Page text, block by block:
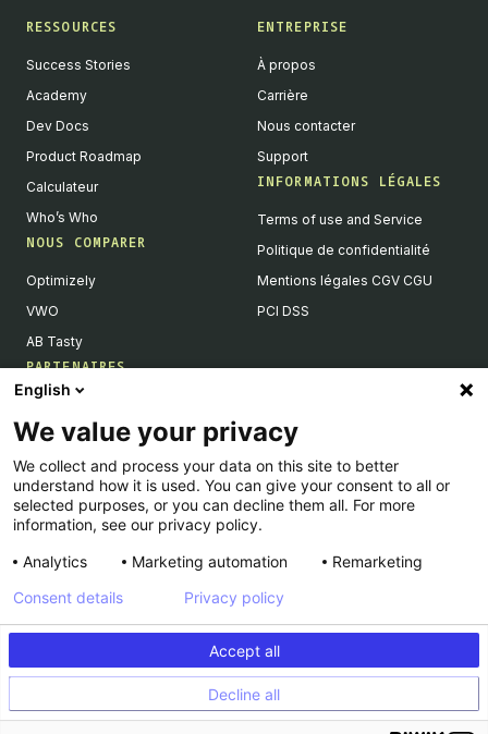
RESSOURCES
Success Stories
Academy
Dev Docs
Product Roadmap
Calculateur
Who’s Who
NOUS COMPARER
Optimizely
VWO
AB Tasty
PARTENAIRES
Devenir partenaires
Liste de nos intégrations
Agences Partenaires
ENTREPRISE
À propos
Carrière
Nous contacter
Support
INFORMATIONS LÉGALES
Terms of use and Service
Politique de confidentialité
Mentions légales CGV CGU
PCI DSS
© Kameleoon — 2026 All rights Reserved
Privacy policy
Platform Status
English
We value your privacy
We collect and process your data on this site to better
understand how it is used. You can give your consent to all or
selected purposes, or you can decline them all. For more
information, see our privacy policy.
Analytics
Marketing automation Remarketing
Accept all
Decline all
Consent details Privacy policy